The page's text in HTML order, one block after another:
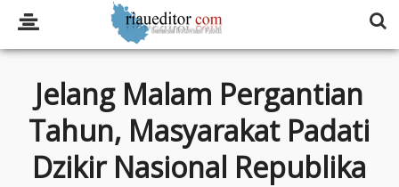
Jelang Malam Pergantian
Tahun, Masyarakat Padati
Dzikir Nasional Republika